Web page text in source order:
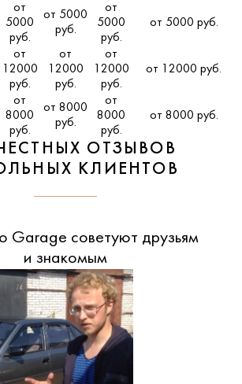
от
5000
руб.
от 5000
руб.
от
5000
руб.
от 5000 руб.
от
12000
руб.
от
12000
руб.
от
12000
руб.
от 12000 руб.
от
8000
руб.
от 8000
руб.
от
8000
руб.
от 8000 руб.
ОТЗЫВОВ
КЛИЕНТОВ
Garage советуют друзьям
и знакомым